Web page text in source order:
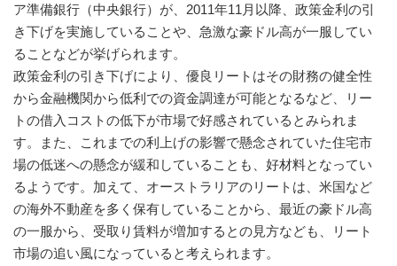
ア準備銀行（中央銀行）が、2011年11月以降、政策金利の引
き下げを実施していることや、急激な豪ドル高が一服してい
ることなどが挙げられます。
政策金利の引き下げにより、優良リートはその財務の健全性
から金融機関から低利での資金調達が可能となるなど、リー
トの借入コストの低下が市場で好感されているとみられま
す。また、これまでの利上げの影響で懸念されていた住宅市
場の低迷への懸念が緩和していることも、好材料となってい
るようです。加えて、オーストラリアのリートは、米国など
の海外不動産を多く保有していることから、最近の豪ドル高
の一服から、受取り賃料が増加するとの見方なども、リート
市場の追い風になっていると考えられます。